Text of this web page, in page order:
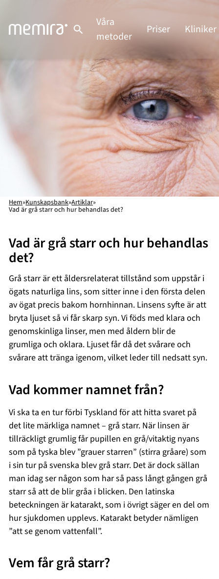
innehåll
Våra
metoder
Priser Kliniker
Hem»Kunskapsbank»Artiklar»
Vad är grå starr och hur behandlas det?
Vad är grå starr och hur behandlas
det?
Grå starr är ett åldersrelaterat tillstånd som uppstår i
ögats naturliga lins, som sitter inne i den första delen
av ögat precis bakom hornhinnan. Linsens syfte är att
bryta ljuset så vi får skarp syn. Vi föds med klara och
genomskinliga linser, men med åldern blir de
grumliga och oklara. Ljuset får då det svårare och
svårare att tränga igenom, vilket leder till nedsatt syn.
Vad kommer namnet från?
Vi ska ta en tur förbi Tyskland för att hitta svaret på
det lite märkliga namnet – grå starr. När linsen är
tillräckligt grumlig får pupillen en grå/vitaktig nyans
som på tyska blev ”grauer starren” (stirra gråare) som
i sin tur på svenska blev grå starr. Det är dock sällan
man idag ser någon som har så pass långt gången grå
starr så att de blir gråa i blicken. Den latinska
beteckningen är katarakt, som i övrigt säger en del om
hur sjukdomen upplevs. Katarakt betyder nämligen
”att se genom vattenfall”.
Vem får grå starr?